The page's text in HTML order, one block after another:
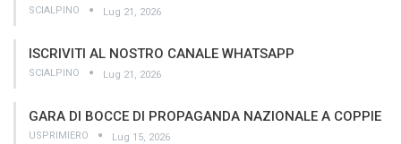
SCIALPINO Lug 21, 2026
ISCRIVITI AL NOSTRO CANALE WHATSAPP
SCIALPINO Lug 21, 2026
GARA DI BOCCE DI PROPAGANDA NAZIONALE A COPPIE
USPRIMIERO Lug 15, 2026